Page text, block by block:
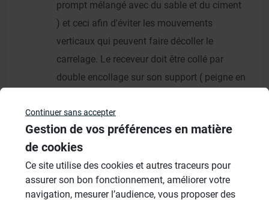
prompt mélangé avec du sable et du ciment
) et ceci afin d'éviter les mouvements
verticaux qui peuvent faire décoller le
carrelage. Le receveur doit être collé par
double encollage sur son support ( peigne en
support,et beurrage avec une spatule lisse
en sous face du receveur ) avec une colle
C2.
Cordialement,
Continuer sans accepter
Gestion de vos préférences en matière
de cookies
Ce site utilise des cookies et autres traceurs pour
assurer son bon fonctionnement, améliorer votre
navigation, mesurer l’audience, vous proposer des